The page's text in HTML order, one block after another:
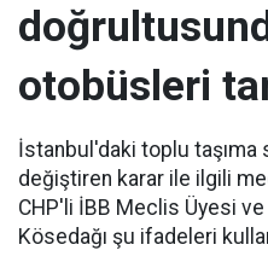
otobüsleri
İstanbul'daki toplu
değiştiren karar ile ilgili
CHP'li İBB Meclis Üyesi
Kösedağı şu ifadeleri